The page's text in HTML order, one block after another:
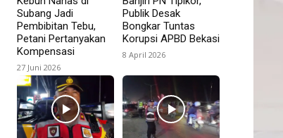
Subang Jadi
Pembibitan Tebu,
Petani Pertanyakan
Kompensasi
27 Juni 2026
Publik Desak
Bongkar Tuntas
Korupsi APBD Bekasi
8 April 2026